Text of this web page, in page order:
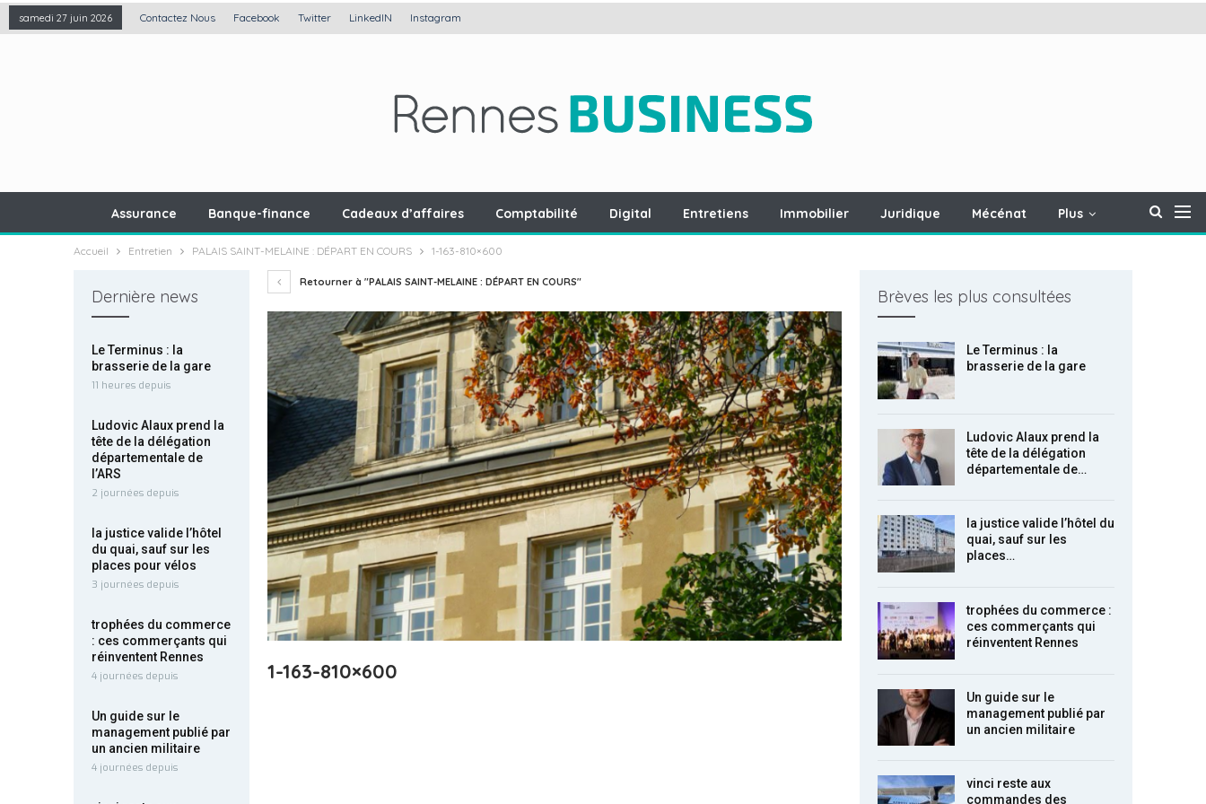
samedi 27 juin 2026 Contactez Nous Facebook Twitter LinkedIN Instagram
Assurance Banque-finance Cadeaux d’affaires Comptabilité Digital Entretiens Immobilier Juridique Mécénat Plus
Accueil Entretien PALAIS SAINT-MELAINE : DÉPART EN COURS 1-163-810×600
Retourner à "PALAIS SAINT-MELAINE : DÉPART EN COURS"
1-163-810×600
Brèves les plus consultées
Le Terminus : la
brasserie de la gare
Ludovic Alaux prend la
tête de la délégation
départementale de…
la justice valide l’hôtel du
quai, sauf sur les
places…
trophées du commerce :
ces commerçants qui
réinventent Rennes
Un guide sur le
management publié par
un ancien militaire
vinci reste aux
commandes des
Dernière news
Le Terminus : la
brasserie de la gare
11 heures depuis
Ludovic Alaux prend la
tête de la délégation
départementale de
l’ARS
2 journées depuis
la justice valide l’hôtel
du quai, sauf sur les
places pour vélos
3 journées depuis
trophées du commerce
: ces commerçants qui
réinventent Rennes
4 journées depuis
Un guide sur le
management publié par
un ancien militaire
4 journées depuis